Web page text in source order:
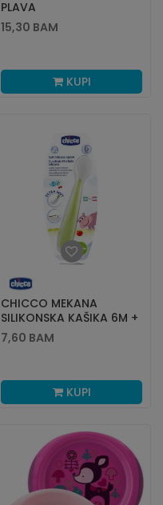
PLAVA
15,30 BAM
KUPI
CHICCO MEKANA
SILIKONSKA KAŠIKA 6M +
ZELENA
7,60 BAM
KUPI